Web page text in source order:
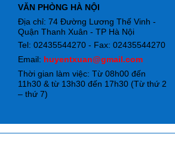
VĂN PHÒNG HÀ NỘI
Địa chỉ: 74 Đường Lương Thế Vinh -
Quận Thanh Xuân - TP Hà Nội
Tel: 02435544270 - Fax: 02435544270
Email: huyentxuan@gmail.com
Thời gian làm việc: Từ 08h00 đến
11h30 & từ 13h30 đến 17h30 (Từ thứ 2
– thứ 7)